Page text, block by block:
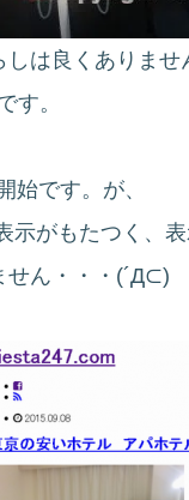
は良くありませ
す。
始です。が、
示がもたつく、
せん・・・(´Д⊂)